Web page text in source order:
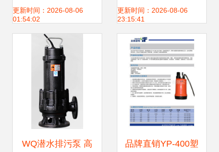
装备联盟潜水设备
参展侧记
更新时间：2026-08-06
01:54:02
怀之痛
更新时间：2026-08-06
23:15:41
WQ潜水排污泵 高 品牌直销YP-400塑